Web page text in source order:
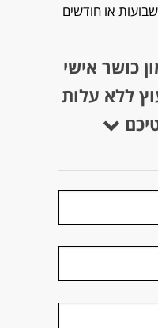
או חודשים
כושר אישי
ללא עלות